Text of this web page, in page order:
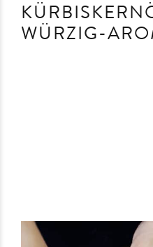
WÜRZIG-